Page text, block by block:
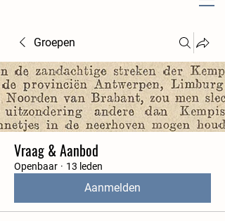
Groepen
Vraag & Aanbod
Openbaar · 13 leden
Aanmelden